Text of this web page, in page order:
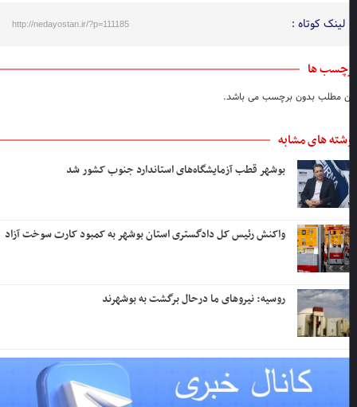
لینک کوتاه : http://nedayostan.ir/?p=111185
ها
مطلب بدون برچسب می باشد.
های مشابه
بوشهر قطب آزمایشگاه‌های استاندارد جنوب کشور شد
واکنش رئیس کل دادگستری استان بوشهر به کمبود کارت سوخت آزاد
روسیه: نیروهای ما درحال برگشت به بوشهرند